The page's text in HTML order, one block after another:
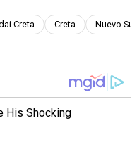
Creta Creta Nuevo